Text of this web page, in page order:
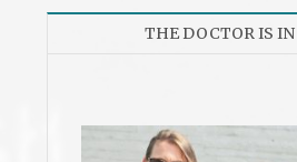
THE DOCTOR IS IN